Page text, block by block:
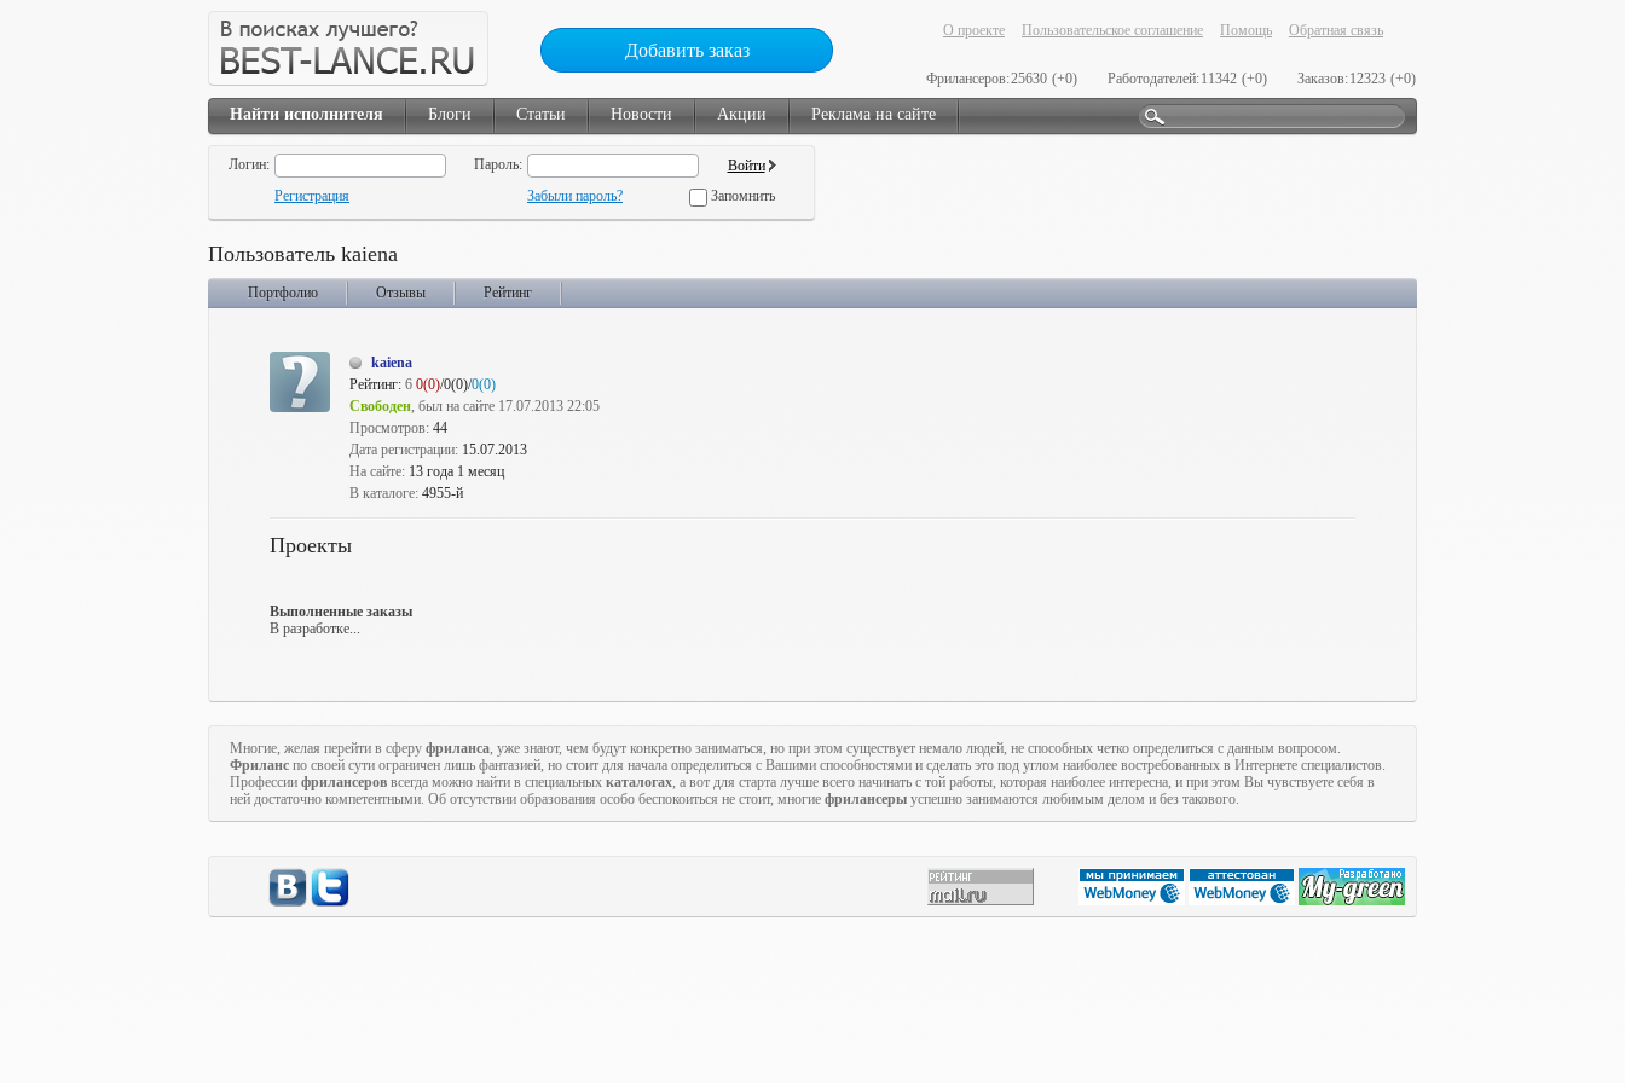
Добавить заказ
О проекте Пользовательское соглашение Помощь Обратная связь
Фрилансеров:25630 (+0) Работодателей:11342 (+0) Заказов:12323 (+0)
Найти исполнителя Блоги Статьи Новости Акции Реклама на сайте
Логин:
Пароль:
Регистрация
Забыли пароль? Запомнить
Пользователь kaiena
Портфолио Отзывы Рейтинг
kaiena
Рейтинг: 6 0(0)/0(0)/0(0)
Свободен, был на сайте 17.07.2013 22:05
Просмотров: 44
Дата регистрации: 15.07.2013
На сайте: 13 года 1 месяц
В каталоге: 4955-й
Проекты
Выполненные заказы
В разработке...
Многие, желая перейти в сферу фриланса, уже знают, чем будут конкретно заниматься, но при этом существует немало людей, не способных четко определиться с данным вопросом.
Фриланс по своей сути ограничен лишь фантазией, но стоит для начала определиться с Вашими способностями и сделать это под углом наиболее востребованных в Интернете специалистов.
Профессии фрилансеров всегда можно найти в специальных каталогах, а вот для старта лучше всего начинать с той работы, которая наиболее интересна, и при этом Вы чувствуете себя в
ней достаточно компетентными. Об отсутствии образования особо беспокоиться не стоит, многие фрилансеры успешно занимаются любимым делом и без такового.